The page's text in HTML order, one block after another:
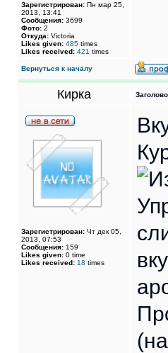
Зарегистрирован: Пн мар 25,
2013, 13:41
Сообщения: 3699
Фото: 2
Откуда: Victoria
Likes given: 485 times
Likes received: 421 times
Вернуться к началу
Кирка
Зарегистрирован: Чт дек 05,
2013, 07:53
Сообщения: 159
Likes given: 0 time
Likes received: 18 times